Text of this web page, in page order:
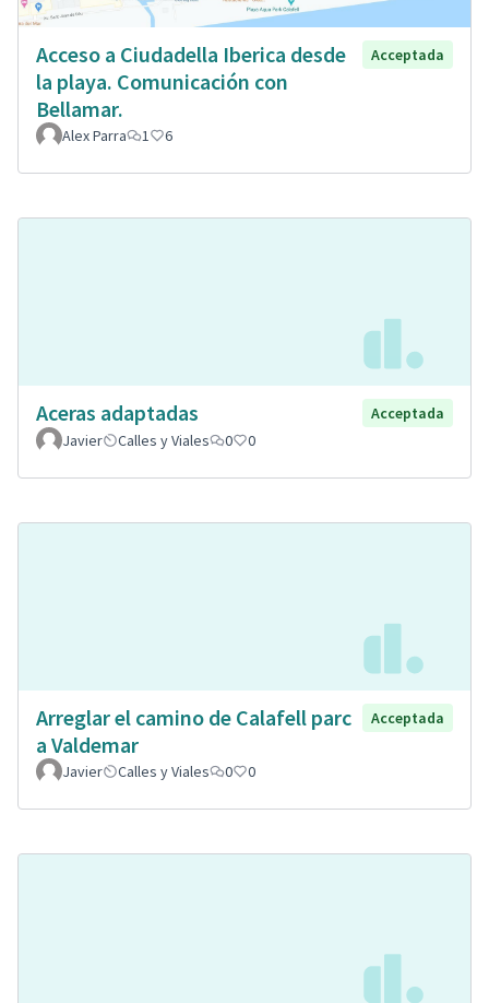
Acceso a Ciudadella Iberica desde
la playa. Comunicación con
Bellamar.
Acceptada
Alex Parra 1 6
Aceras adaptadas
Acceptada
Javier
Calles y Viales 0 0
Arreglar el camino de Calafell parc
a Valdemar
Acceptada
Javier Calles y Viales 0 0